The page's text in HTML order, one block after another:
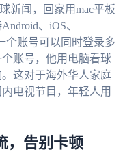
新闻，回家用mac平板
、iOS、
个账号可以同时登录多
账号，他用电脑看球
这对于海外华人家庭
电视节目，年轻人用
，告别卡顿